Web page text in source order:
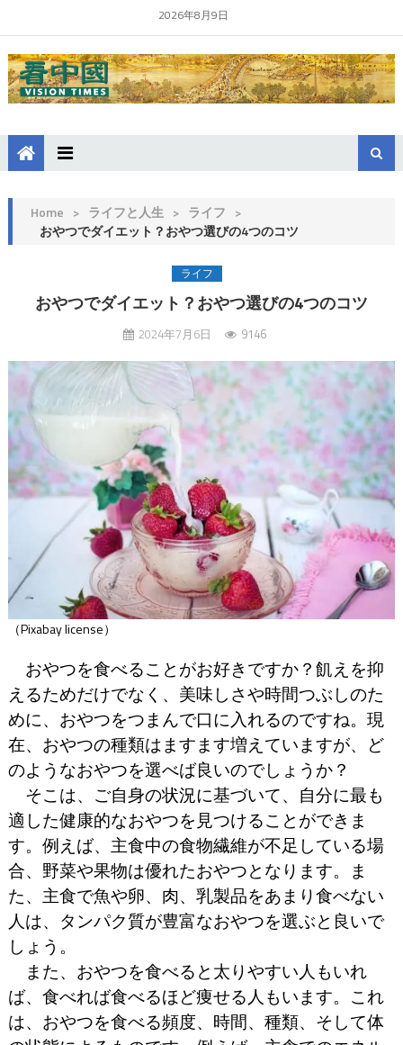
2026年8月9日
Home > ライフと人生 > ライフ >
おやつでダイエット？おやつ選びの4つのコツ
ライフ
おやつでダイエット？おやつ選びの4つのコツ
2024年7月6日 9146
（Pixabay license）
おやつを食べることがお好きですか？飢えを抑
えるためだけでなく、美味しさや時間つぶしのた
めに、おやつをつまんで口に入れるのですね。現
在、おやつの種類はますます増えていますが、ど
のようなおやつを選べば良いのでしょうか？
そこは、ご自身の状況に基づいて、自分に最も
適した健康的なおやつを見つけることができま
す。例えば、主食中の食物繊維が不足している場
合、野菜や果物は優れたおやつとなります。ま
た、主食で魚や卵、肉、乳製品をあまり食べない
人は、タンパク質が豊富なおやつを選ぶと良いで
しょう。
また、おやつを食べると太りやすい人もいれ
ば、食べれば食べるほど痩せる人もいます。これ
は、おやつを食べる頻度、時間、種類、そして体